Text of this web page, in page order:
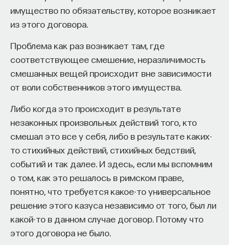
имущество по обязательству, которое возникает
из этого договора.
Проблема как раз возникает там, где
соответствующее смешение, неразличимость
смешанных вещей происходит вне зависимости
от воли собственников этого имущества.
Либо когда это происходит в результате
незаконных произвольных действий того, кто
смешал это все у себя, либо в результате каких-
то стихийных действий, стихийных бедствий,
событий и так далее. И здесь, если мы вспомним
о том, как это решалось в римском праве,
понятно, что требуется какое-то универсальное
решение этого казуса независимо от того, был ли
какой-то в данном случае договор. Потому что
этого договора не было.
по словам Зеленберга, объяснялся одним
существенным отличием от большинства
не купить выигрышный билет, потому что мы, как
правило, знаем, что не узнаем, были ли билет,
который мы могли бы купить, выигрышным. Это
возможно, но мы этого никогда не узнаем.
В случае с почтовой лотереей люди точно знали,
что они не выиграли, потому что они участвовали
в лотерее по умолчанию в виде обладателей
почтового кода. Они обречены были узнать, что
их почтовый код выиграл. И если бы они сделали
такую малость, как купить билет за один гульден,
тогда, наверное, они сейчас были бы ощутимо
богаче. Предвкушение этого сожаления могло
сказаться — и, вероятно, сказалось — на успехе
всего предприятия.